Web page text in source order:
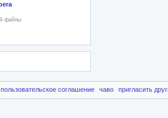
файлы
пользовательское соглашение чаво пригласить